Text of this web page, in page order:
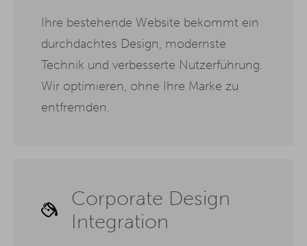
Ihre bestehende Website bekommt ein
durchdachtes Design, modernste
Technik und verbesserte Nutzerführung.
Wir optimieren, ohne Ihre Marke zu
entfremden.
Corporate Design
Integration